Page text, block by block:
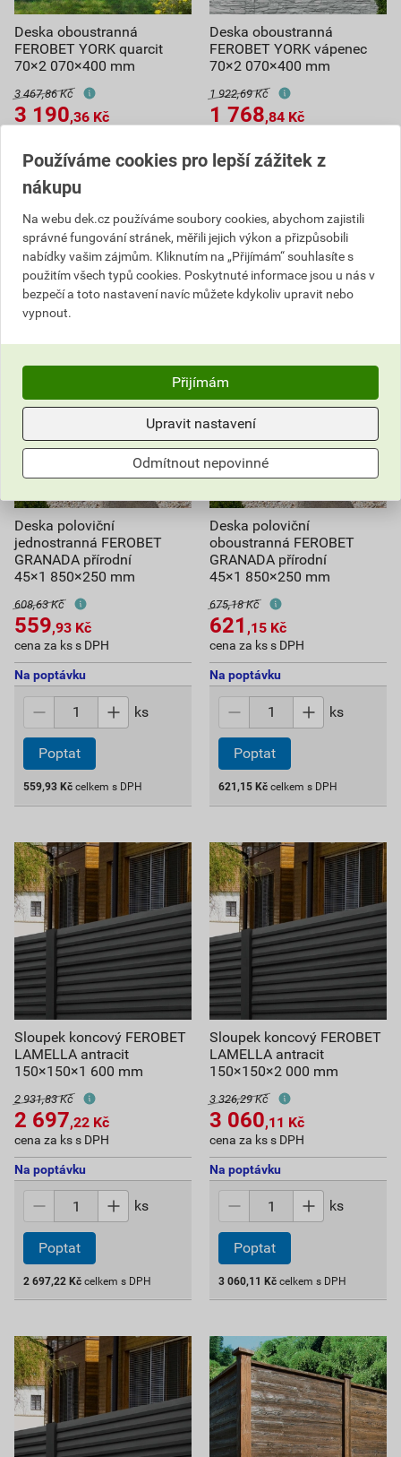
Deska oboustranná
FEROBET YORK quarcit
70×2 070×400 mm
3 467,86 Kč
3 190,36 Kč
Na poptávku
Poptat
3 190,36 Kč celkem s DPH
Deska oboustranná
FEROBET YORK vápenec
70×2 070×400 mm
1 922,69 Kč
1 768,84 Kč
Na poptávku
Poptat
1 768,84 Kč celkem s DPH
Deska poloviční
jednostranná FEROBET
GRANADA přírodní
45×1 850×250 mm
608,63 Kč
559,93 Kč
cena za ks s DPH
Na poptávku
ks
Poptat
559,93 Kč celkem s DPH
Deska poloviční
oboustranná FEROBET
GRANADA přírodní
45×1 850×250 mm
675,18 Kč
621 ,15 Kč
cena za ks s DPH
Na poptávku
ks
Poptat
621,15 Kč celkem s DPH
Sloupek koncový FEROBET
LAMELLA antracit
150×150×1 600 mm
2 931,83 Kč
2 697,22 Kč
cena za ks s DPH
Na poptávku
ks
Poptat
2 697,22 Kč celkem s DPH
Sloupek koncový FEROBET
LAMELLA antracit
150×150×2 000 mm
3 326,29 Kč
3 060,11 Kč
cena za ks s DPH
Na poptávku
ks
Poptat
3 060,11 Kč celkem s DPH
Používáme cookies pro lepší zážitek z
nákupu
Na webu dek.cz používáme soubory cookies, abychom zajistili
správné fungování stránek, měřili jejich výkon a přizpůsobili
nabídky vašim zájmům. Kliknutím na „Přijímám“ souhlasíte s
použitím všech typů cookies. Poskytnuté informace jsou u nás v
bezpečí a toto nastavení navíc můžete kdykoliv upravit nebo
vypnout.
Přijímám
Upravit nastavení
Odmítnout nepovinné